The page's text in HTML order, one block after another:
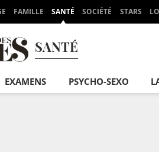
FAMILLE SANTÉ SOCIÉTÉ STARS
SANTÉ
EXAMENS PSYCHO-SEXO